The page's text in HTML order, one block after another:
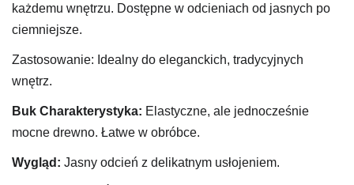
każdemu wnętrzu. Dostępne w odcieniach od jasnych po
ciemniejsze.
Zastosowanie: Idealny do eleganckich, tradycyjnych
wnętrz.
Buk Charakterystyka: Elastyczne, ale jednocześnie
mocne drewno. Łatwe w obróbce.
Wygląd: Jasny odcień z delikatnym usłojeniem.